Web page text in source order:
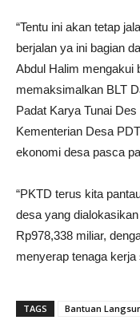
“Tentu ini akan tetap
berjalan ya ini bagian
Abdul Halim mengakui
memaksimalkan BLT
Padat Karya Tunai
Kementerian Desa
ekonomi desa pasca
“PKTD terus kita
desa yang
Rp978,338 miliar,
menyerap tenaga
TAGS Bantuan